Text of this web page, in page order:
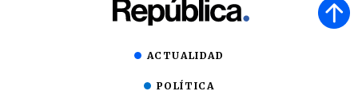
ACTUALIDAD
POLÍTICA